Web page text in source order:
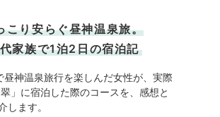
こり安らぐ昼神温泉旅。
家族で1泊2日の宿泊記
昼神温泉旅行を楽しんだ女性が、実際
」に宿泊した際のコースを、感想と
します。